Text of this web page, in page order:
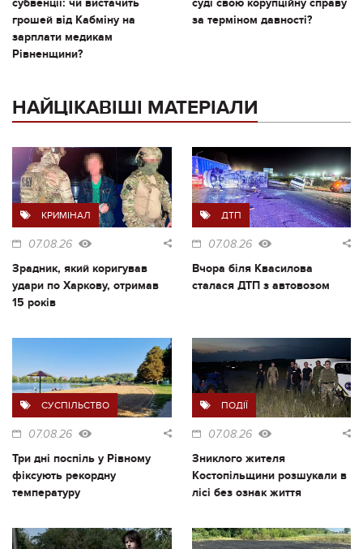
грошей від Кабміну на
зарплати медикам
Рівненщини?
за терміном давності?
НАЙЦІКАВІШІ МАТЕРІАЛИ
КРИМІНАЛ
07.08.26
Зрадник, який коригував
удари по Харкову, отримав
15 років
ДТП
07.08.26
Вчора біля Квасилова
сталася ДТП з автовозом
СУСПІЛЬСТВО
07.08.26
Три дні поспіль у Рівному
фіксують рекордну
температуру
ПОДІЇ
07.08.26
Зниклого жителя
Костопільщини розшукали в
лісі без ознак життя